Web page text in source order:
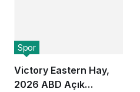
Victory Eastern Hay,
2026 ABD Açık
Spor